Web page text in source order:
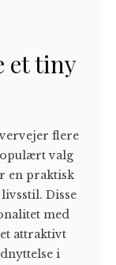
et tiny
flere
valg
en praktisk
Disse
med
attraktivt
i